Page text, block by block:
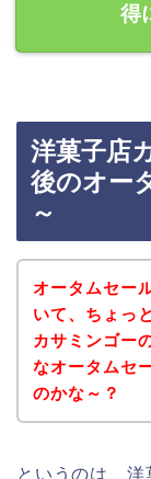
得
洋菓子店
後のオー
～
オータムセー
いて、ちょっ
カサミンゴー
なオータムセ
のかな～？
というのは、